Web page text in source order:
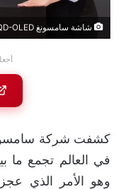
شاشة سامسونغ QD-OLED
كشفت شركة
وهو الأمر الذي